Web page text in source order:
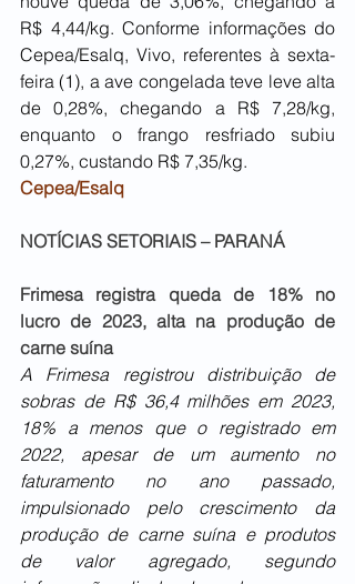
R$ 4,44/kg. Conforme informações do
Cepea/Esalq, Vivo, referentes à sexta-
feira (1), a ave congelada teve leve alta
de 0,28%, chegando a R$ 7,28/kg,
enquanto o frango resfriado subiu
0,27%, custando R$ 7,35/kg.
Cepea/Esalq
NOTÍCIAS SETORIAIS – PARANÁ
Frimesa registra queda de 18% no
lucro de 2023, alta na produção de
carne suína
A Frimesa registrou distribuição de
sobras de R$ 36,4 milhões em 2023,
18% a menos que o registrado em
2022, apesar de um aumento no
faturamento no ano passado,
impulsionado pelo crescimento da
produção de carne suína e produtos
de valor agregado, segundo